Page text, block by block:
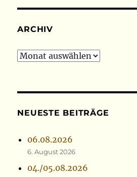
ARCHIV
Archiv
NEUESTE BEITRÄGE
06.08.2026
6. August 2026
04./05.08.2026